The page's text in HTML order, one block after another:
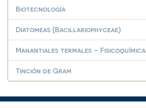
Biotecnología
Diatomeas (Bacillariophyceae)
Manantiales termales – Fisicoquímica
Tinción de Gram